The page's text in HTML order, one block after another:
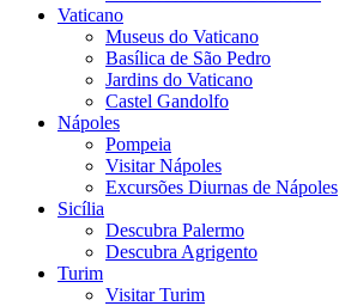
Vaticano
Museus do Vaticano
Basílica de São Pedro
Jardins do Vaticano
Castel Gandolfo
Nápoles
Pompeia
Visitar Nápoles
Excursões Diurnas de Nápoles
Sicília
Descubra Palermo
Descubra Agrigento
Turim
Visitar Turim